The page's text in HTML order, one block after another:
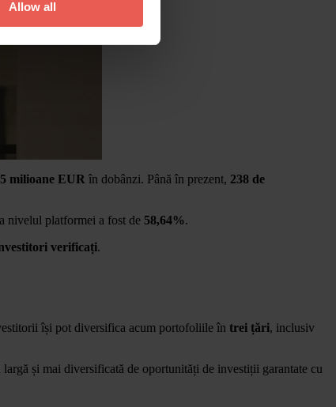
Allow all
milioane EUR în dobânzi. Până în prezent, 238 de
nivelul platformei a fost de 58,64%.
verificați.
își pot diversifica acum portofoliile în trei țări, inclusiv
și mai diversificată de oportunități de investiții garantate cu